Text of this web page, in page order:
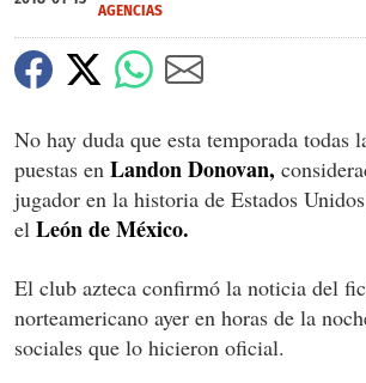
AGENCIAS
No hay duda que esta temporada todas
puestas en Landon Donovan,
jugador en la historia de Estados
el León de México.
El club azteca confirmó la noticia del
norteamericano ayer en horas de la
sociales que lo hicieron oficial.